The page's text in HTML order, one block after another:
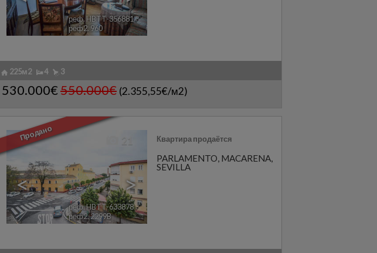
реф. HBTT-356881🔗
реф2. 960
225м2 4 3
530.000€550.000€ (2.355,55€/м2)
Продано
< >
реф. HBTT-633878🔗
реф2. 2299B
PARLAMENTO, MACARENA,
SEVILLA
Квартира продаётся